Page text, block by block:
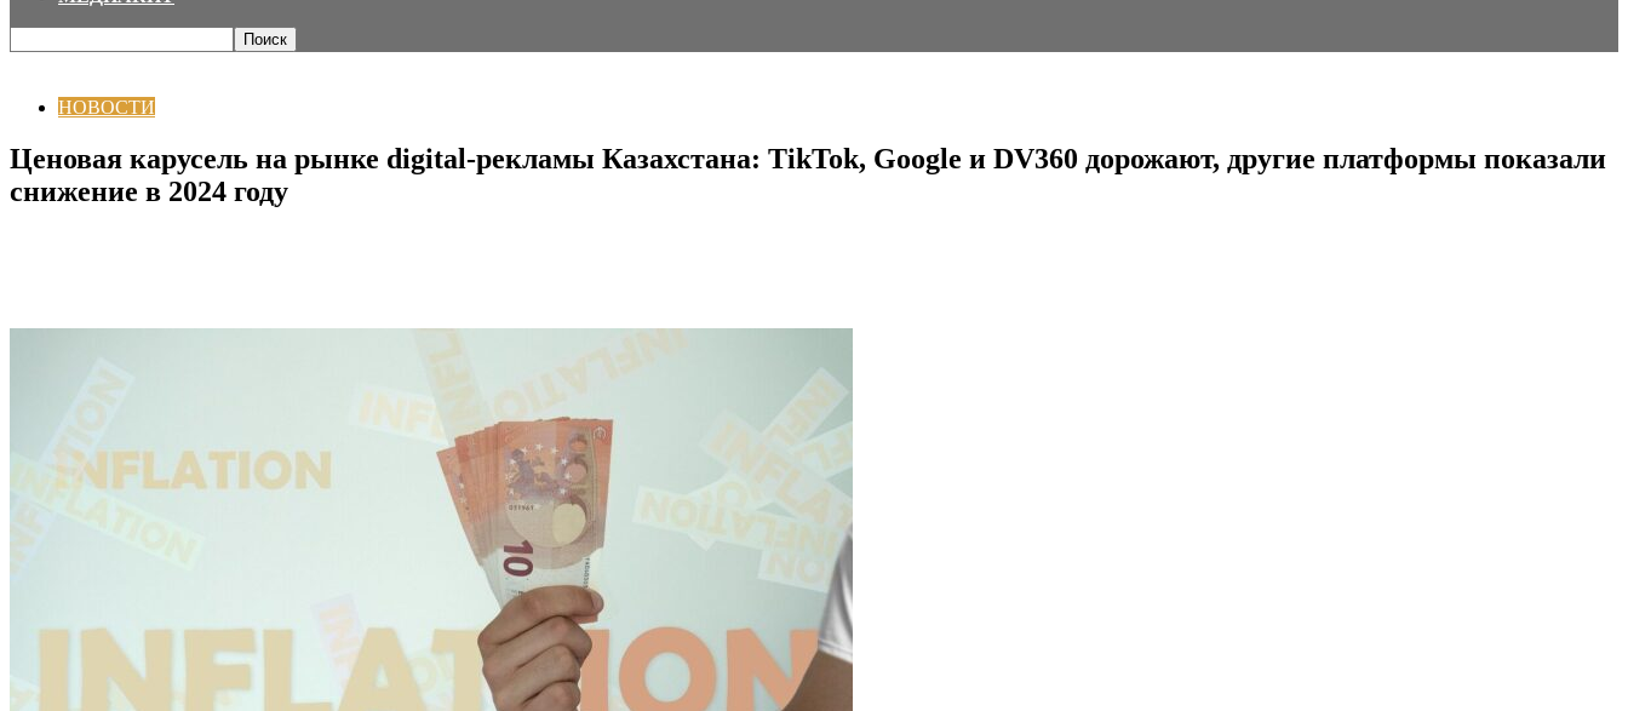
НОВОСТИ
Ценовая карусель на рынке digital-рекламы Казахстана: TikTok, Google и DV360 дорожают, другие платформы показали
снижение в 2024 году